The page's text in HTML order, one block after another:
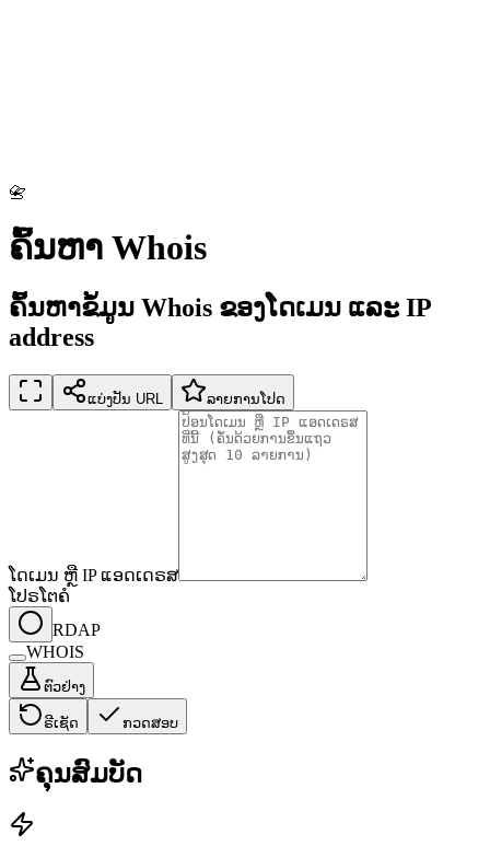
📇
ຄົ້ນຫາ Whois
ຄົ້ນຫາຂໍ້ມູນ Whois ຂອງໂດເມນ ແລະ IP
address
ແບ່ງປັນ URL ລາຍການໂປດ
ໂດເມນ ຫຼື IP ແອດເດຣສ
ໂປຣໂຕຄໍ
RDAP
WHOIS
ຕົວຢ່າງ
ຣີເຊັດ ກວດສອບ
ຄຸນສົມບັດ